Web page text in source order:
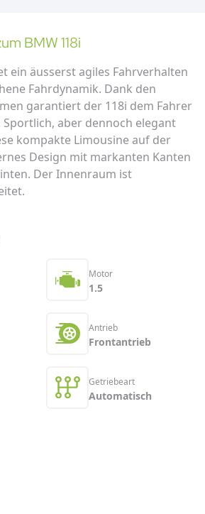
BMW118i
ein äusserst agiles Fahrverhalten
Fahrdynamik. Dank den
garantiert der 118i dem Fahrer
aber dennoch elegant
kompakte Limousine auf der
Design mit markanten Kanten
Der Innenraum ist
Motor
1.5
Antrieb
Frontantrieb
Getriebeart
Automatisch